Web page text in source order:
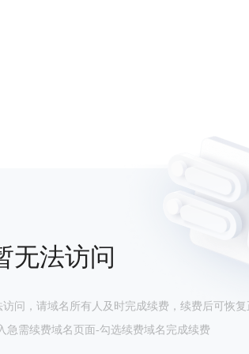
无法访问
问，请域名所有人及时完成续费，续费后可恢复
急需续费域名页面-勾选续费域名完成续费